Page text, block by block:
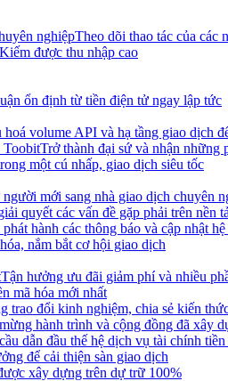
nghiệpTheo dõi thao tác của các
Kiếm được thu nhập cao
ổn định từ tiền điện tử ngay lập tức
volume API và hạ tầng giao dịch
ToobitTrở thành đại sứ và nhận những
một cú nhấp, giao dịch siêu tốc
mới sang nhà giao dịch chuyên
quyết các vấn đề gặp phải trên nền
hành các thông báo và cập nhật
nắm bắt cơ hội giao dịch
Tận hưởng ưu đãi giảm phí và nhiều
mã hóa mới nhất
trao đổi kinh nghiệm, chia sẻ kiến
hành trình và cộng đồng đã xây
dẫn đầu thế hệ dịch vụ tài chính
để cải thiện sàn giao dịch
xây dựng trên dự trữ 100%